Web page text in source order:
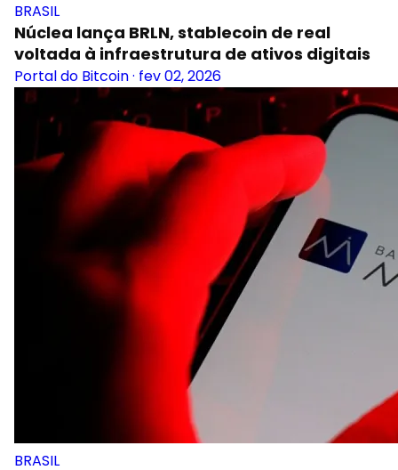
BRASIL
Núclea lança BRLN, stablecoin de real
voltada à infraestrutura de ativos digitais
Portal do Bitcoin· fev 02, 2026
BRASIL